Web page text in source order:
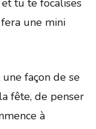
tu te focalises
une mini
façon de se
fête, de penser
à